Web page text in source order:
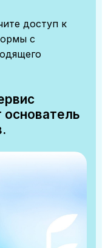
доступ к
с